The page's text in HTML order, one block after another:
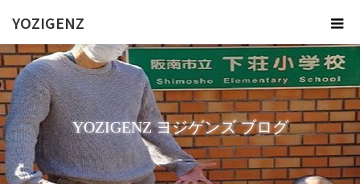
YOZIGENZ
YOZIGENZ ヨジゲンズ ブログ